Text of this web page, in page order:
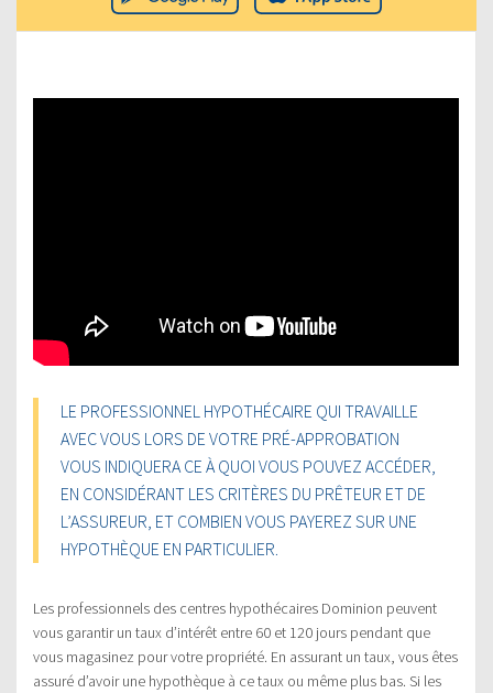
LE PROFESSIONNEL HYPOTHÉCAIRE QUI TRAVAILLE
AVEC VOUS LORS DE VOTRE PRÉ-APPROBATION
VOUS INDIQUERA CE À QUOI VOUS POUVEZ ACCÉDER,
EN CONSIDÉRANT LES CRITÈRES DU PRÊTEUR ET DE
L’ASSUREUR, ET COMBIEN VOUS PAYEREZ SUR UNE
HYPOTHÈQUE EN PARTICULIER.
Les professionnels des centres hypothécaires Dominion peuvent
vous garantir un taux d’intérêt entre 60 et 120 jours pendant que
vous magasinez pour votre propriété. En assurant un taux, vous êtes
assuré d’avoir une hypothèque à ce taux ou même plus bas. Si les